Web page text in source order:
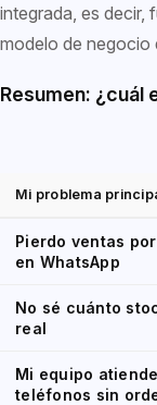
integrada, es decir,
modelo de negocio
Resumen: ¿cuál
Mi problema
Pierdo ventas
en WhatsApp
No sé cuánto
real
Mi equipo
teléfonos sin